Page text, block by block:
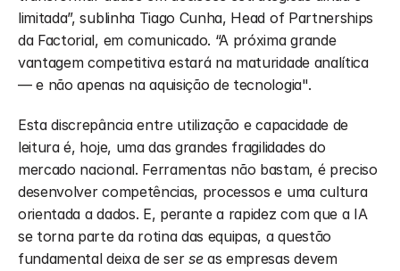
limitada”, sublinha Tiago Cunha, Head of Partnerships
da Factorial, em comunicado. “A próxima grande
vantagem competitiva estará na maturidade analítica
— e não apenas na aquisição de tecnologia".
Esta discrepância entre utilização e capacidade de
leitura é, hoje, uma das grandes fragilidades do
mercado nacional. Ferramentas não bastam, é preciso
desenvolver competências, processos e uma cultura
orientada a dados. E, perante a rapidez com que a IA
se torna parte da rotina das equipas, a questão
fundamental deixa de ser se as empresas devem